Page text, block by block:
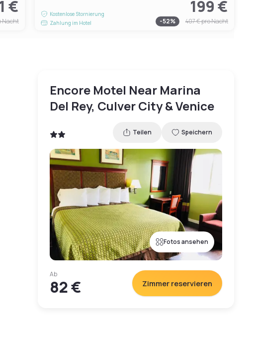
€
Nacht
Kostenlose Stornierung
Zahlung im Hotel
199 €
-52% 407 €pro Nacht
Encore Motel Near Marina
Del Rey, Culver City & Venice
Teilen Speichern
Fotos ansehen
Ab
82 € Zimmer reservieren